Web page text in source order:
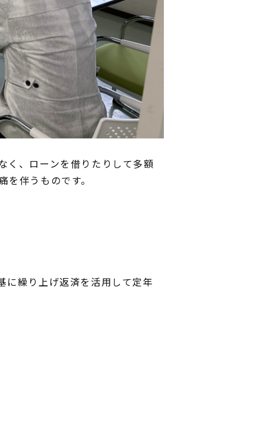
く、ローンを借りたりして多額
伴うものです。
に繰り上げ返済を活用して定年